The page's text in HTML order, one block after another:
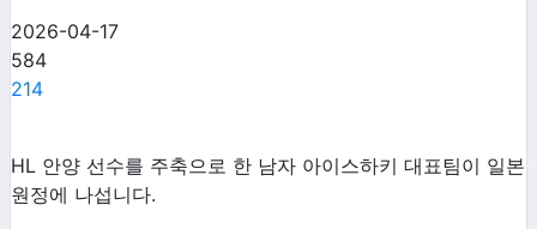
2026-04-17
584
214
HL 안양 선수를 주축으로 한 남자 아이스하키 대표팀이 일본
원정에 나섭니다.